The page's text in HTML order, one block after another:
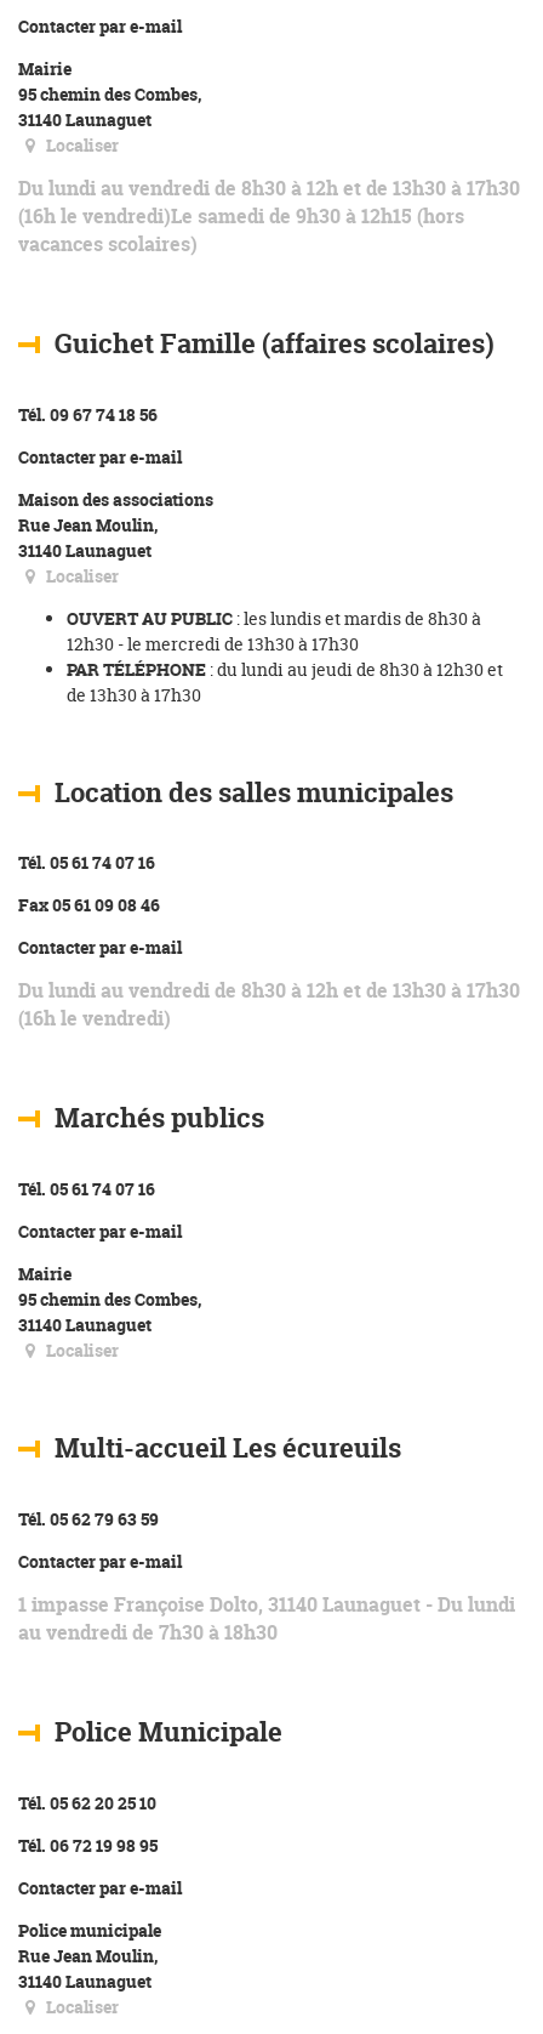
Contacter par e-mail
Mairie
95 chemin des Combes,
31140 Launaguet
Localiser
Du lundi au vendredi de 8h30 à 12h et de 13h30 à 17h30
(16h le vendredi)Le samedi de 9h30 à 12h15 (hors
vacances scolaires)
Guichet Famille (affaires scolaires)
Tél. 09 67 74 18 56
Contacter par e-mail
Maison des associations
Rue Jean Moulin,
31140 Launaguet
Localiser
OUVERT AU PUBLIC : les lundis et mardis de 8h30 à
12h30 - le mercredi de 13h30 à 17h30
PAR TÉLÉPHONE : du lundi au jeudi de 8h30 à 12h30 et
de 13h30 à 17h30
Location des salles municipales
Tél. 05 61 74 07 16
Fax 05 61 09 08 46
Contacter par e-mail
Du lundi au vendredi de 8h30 à 12h et de 13h30 à 17h30
(16h le vendredi)
Marchés publics
Tél. 05 61 74 07 16
Contacter par e-mail
Mairie
95 chemin des Combes,
31140 Launaguet
Localiser
Multi-accueil Les écureuils
Tél. 05 62 79 63 59
Contacter par e-mail
1 impasse Françoise Dolto, 31140 Launaguet - Du lundi
au vendredi de 7h30 à 18h30
Police Municipale
Tél. 05 62 20 25 10
Tél. 06 72 19 98 95
Contacter par e-mail
Police municipale
Rue Jean Moulin,
31140 Launaguet
Localiser